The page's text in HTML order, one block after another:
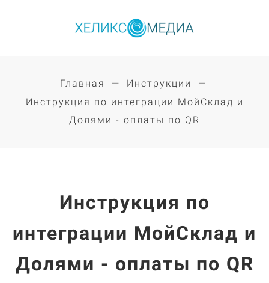
Главная
Инструкции
Инструкция по интеграции МойСклад и
Долями - оплаты по QR
Инструкция по
интеграции МойСклад и
Долями - оплаты по QR